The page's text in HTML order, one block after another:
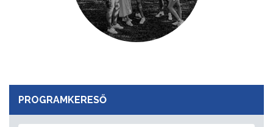
PROGRAMKERESŐ